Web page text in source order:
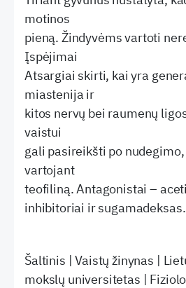
motinos
pieną. Žindyvėms vartoti
Įspėjimai
Atsargiai skirti, kai yra
miastenija ir
kitos nervų bei raumenų
vaistui
gali pasireikšti po
vartojant
teofiliną. Antagonistai –
inhibitoriai ir sugamadeksas.
Šaltinis | Vaistų žinynas |
mokslų universitetas |